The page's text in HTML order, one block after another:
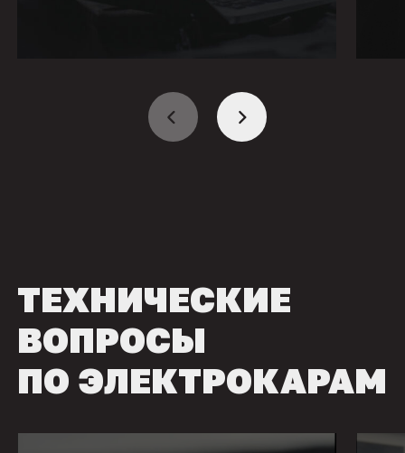
ТЕХНИЧЕСКИЕ
ВОПРОСЫ
ПО ЭЛЕКТРОКАРАМ